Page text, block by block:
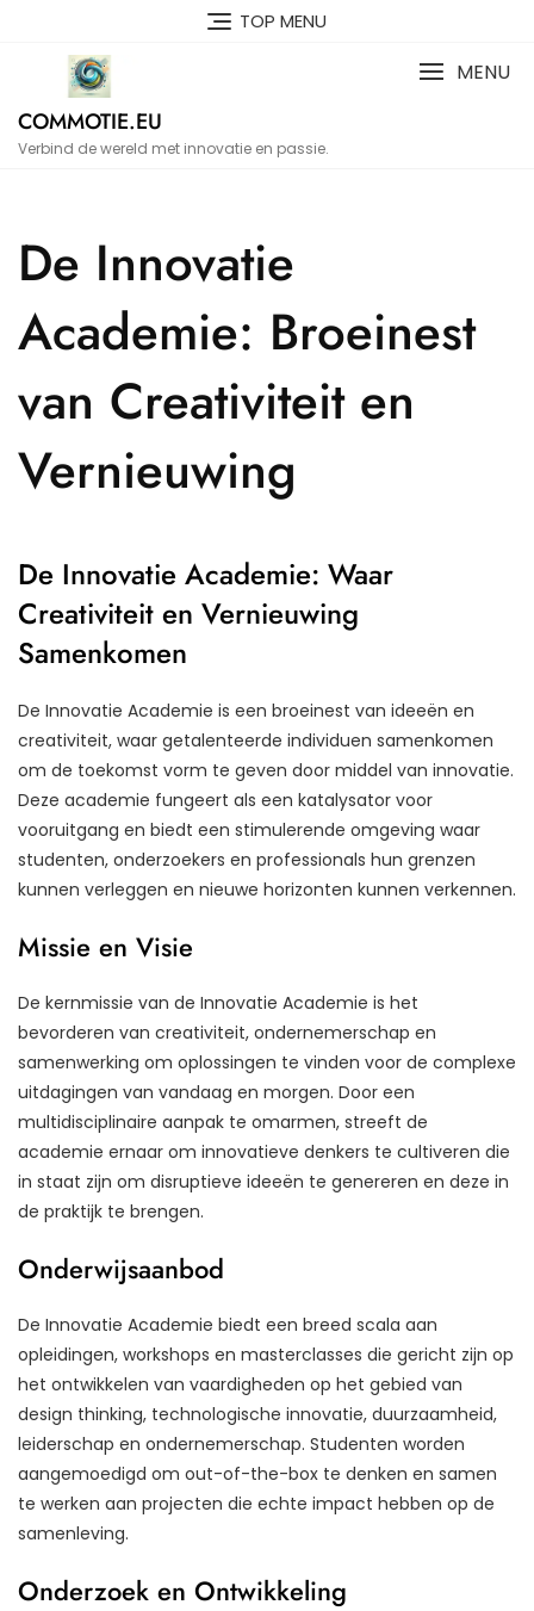
TOP MENU
COMMOTIE.EU
Verbind de wereld met innovatie en passie.
MENU
De Innovatie
Academie: Broeinest
van Creativiteit en
Vernieuwing
De Innovatie Academie: Waar
Creativiteit en Vernieuwing
Samenkomen
De Innovatie Academie is een broeinest van ideeën en
creativiteit, waar getalenteerde individuen samenkomen
om de toekomst vorm te geven door middel van innovatie.
Deze academie fungeert als een katalysator voor
vooruitgang en biedt een stimulerende omgeving waar
studenten, onderzoekers en professionals hun grenzen
kunnen verleggen en nieuwe horizonten kunnen verkennen.
Missie en Visie
De kernmissie van de Innovatie Academie is het
bevorderen van creativiteit, ondernemerschap en
samenwerking om oplossingen te vinden voor de complexe
uitdagingen van vandaag en morgen. Door een
multidisciplinaire aanpak te omarmen, streeft de
academie ernaar om innovatieve denkers te cultiveren die
in staat zijn om disruptieve ideeën te genereren en deze in
de praktijk te brengen.
Onderwijsaanbod
De Innovatie Academie biedt een breed scala aan
opleidingen, workshops en masterclasses die gericht zijn op
het ontwikkelen van vaardigheden op het gebied van
design thinking, technologische innovatie, duurzaamheid,
leiderschap en ondernemerschap. Studenten worden
aangemoedigd om out-of-the-box te denken en samen
te werken aan projecten die echte impact hebben op de
samenleving.
Onderzoek en Ontwikkeling